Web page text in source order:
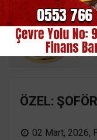
ÖZEL:
02 Mart, 2026,